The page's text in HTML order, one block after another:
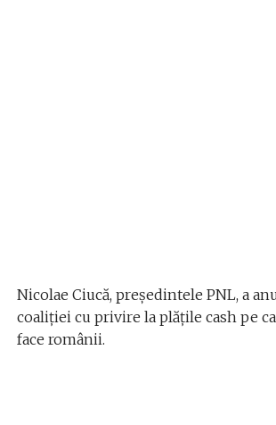
Nicolae Ciucă, preşedintele PNL, a
coaliției cu privire la plățile cash pe
face românii.